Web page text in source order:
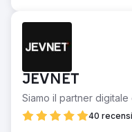
Risultato
Classifica della prima
parole chiave Prime 3
parole chiave In totale
SERP Crescita del
mesi
JEVNET
Siamo il partner
40